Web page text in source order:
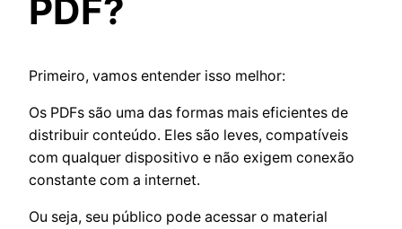
PDF?
Primeiro, vamos entender isso melhor:
Os PDFs são uma das formas mais eficientes de
distribuir conteúdo. Eles são leves, compatíveis
com qualquer dispositivo e não exigem conexão
constante com a internet.
Ou seja, seu público pode acessar o material